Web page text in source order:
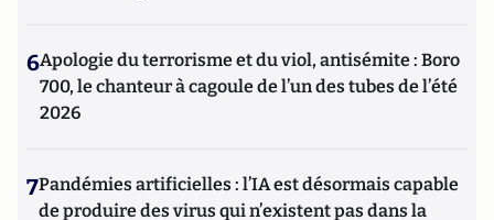
6Apologie du terrorisme et du viol, antisémite : Boro
700, le chanteur à cagoule de l’un des tubes de l’été
2026
7Pandémies artificielles : l’IA est désormais capable
de produire des virus qui n’existent pas dans la